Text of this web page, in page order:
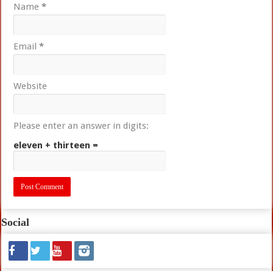
Name*
Email*
Website
Please enter an answer in digits:
eleven + thirteen =
Social